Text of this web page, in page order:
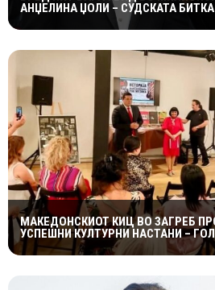
АНЏЕЛИНА ЏОЛИ – СУДСКАТА
МИРАВАЛ“ ДОБИВА НОВ ПРЕСВРТ
МАКЕДОНСКИОТ КИЦ ВО ЗАГРЕБ
УСПЕШНИ КУЛТУРНИ НАСТАНИ –
„ИСТОРИЈА НА МАКЕДОНСКАТА РОК